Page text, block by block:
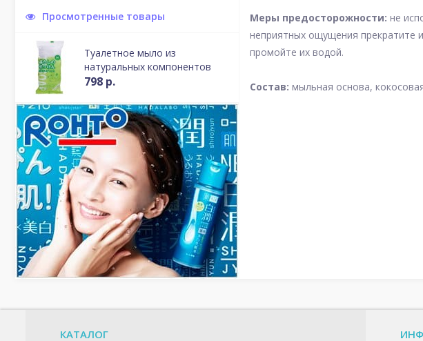
Просмотренные товары
Туалетное мыло из
натуральных компонентов
798 р.
Меры предосторожности: не
неприятных ощущения прекратите
промойте их водой.
Состав: мыльная основа,
КАТАЛОГ